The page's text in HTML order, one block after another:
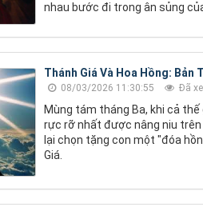
nhau bước đi trong ân sủng
Thánh Giá Và Hoa Hồng: Bản
08/03/2026 11:30:55 Đã
Mùng tám tháng Ba, khi cả
rực rỡ nhất được nâng niu
lại chọn tặng con một "đóa
Giá.